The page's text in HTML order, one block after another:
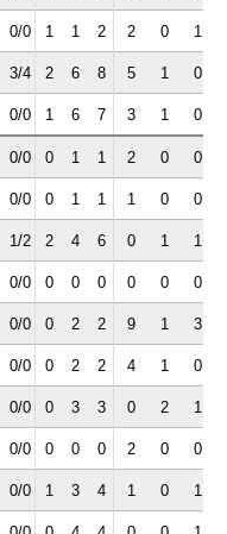
0/0 1 1 2 2 0 1
3/4 2 6 8 5 1 0
0/0 1 6 7 3 1 0
0/0 0 1 1 2 0 0
0/0 0 1 1 1 0 0
1/2 2 4 6 0 1 1
0/0 0 0 0 0 0 0
0/0 0 2 2 9 1 3
0/0 0 2 2 4 1 0
0/0 0 3 3 0 2 1
0/0 0 0 0 2 0 0
0/0 1 3 4 1 0 1